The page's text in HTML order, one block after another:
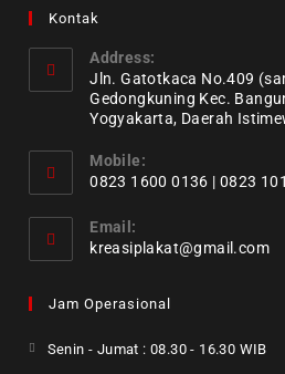
Kontak
Address:
Jln. Gatotkaca No.409
Gedongkuning Kec.
Yogyakarta, Daerah
Mobile:
0823 1600 0136 | 0823
Email:
kreasiplakat@gmail.com
Jam Operasional
Senin - Jumat : 08.30 - 16.30 WIB